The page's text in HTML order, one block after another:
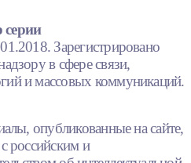
Зарегистрировано
в сфере связи,
и массовых коммуникаций.
опубликованные на сайте,
российским и